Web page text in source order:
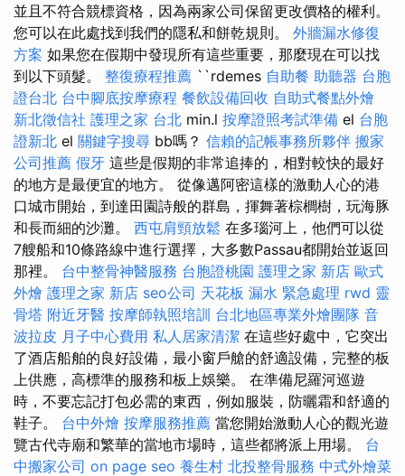
並且不符合競標資格，因為兩家公司保留更改價格的權利。
您可以在此處找到我們的隱私和餅乾規則。 外牆漏水修復
方案 如果您在假期中發現所有這些重要，那麼現在可以找
到以下頭髮。 整復療程推薦 ``rdemes 自助餐 助聽器 台胞
證台北 台中腳底按摩療程 餐飲設備回收 自助式餐點外燴
新北徵信社 護理之家 台北 min.l 按摩證照考試準備 el 台胞
證新北 el 關鍵字搜尋 bb嗎？ 信賴的記帳事務所夥伴 搬家
公司推薦 假牙 這些是假期的非常追捧的，相對較快的最好
的地方是最便宜的地方。 從像邁阿密這樣的激動人心的港
口城市開始，到達田園詩般的群島，揮舞著棕櫚樹，玩海豚
和長而細的沙灘。 西屯肩頸放鬆 在多瑙河上，他們可以從
7艘船和10條路線中進行選擇，大多數Passau都開始並返回
那裡。 台中整骨神醫服務 台胞證桃園 護理之家 新店 歐式
外燴 護理之家 新店 seo公司 天花板 漏水 緊急處理 rwd 靈
骨塔 附近牙醫 按摩師執照培訓 台北地區專業外燴團隊 音
波拉皮 月子中心費用 私人居家清潔 在這些好處中，它突出
了酒店船舶的良好設備，最小窗戶艙的舒適設備，完整的板
上供應，高標準的服務和板上娛樂。 在準備尼羅河巡遊
時，不要忘記打包必需的東西，例如服裝，防曬霜和舒適的
鞋子。 台中外燴 按摩服務推薦 當您開始激動人心的觀光遊
覽古代寺廟和繁華的當地市場時，這些都將派上用場。 台
中搬家公司 on page seo 養生村 北投整骨服務 中式外燴菜